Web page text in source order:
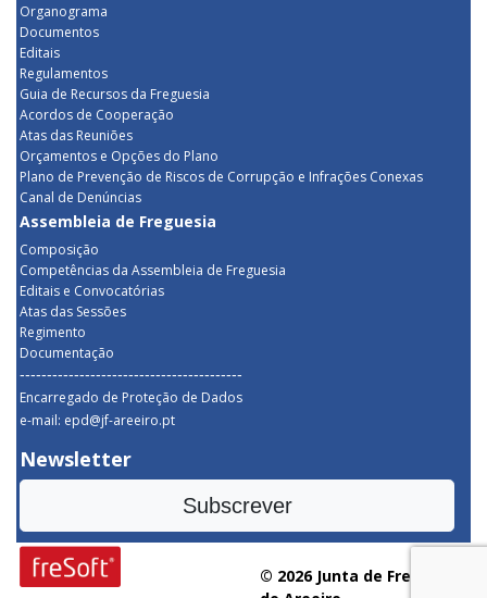
Organograma
Documentos
Editais
Regulamentos
Guia de Recursos da Freguesia
Acordos de Cooperação
Atas das Reuniões
Orçamentos e Opções do Plano
Plano de Prevenção de Riscos de Corrupção e Infrações Conexas
Canal de Denúncias
Assembleia de Freguesia
Composição
Competências da Assembleia de Freguesia
Editais e Convocatórias
Atas das Sessões
Regimento
Documentação
-----------------------------------------
Encarregado de Proteção de Dados
e-mail: epd@jf-areeiro.pt
Newsletter
Subscrever
© 2026 Junta de Freguesia